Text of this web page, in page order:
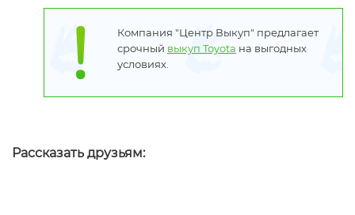
Компания "Центр Выкуп" предлагает
срочный выкуп Toyota на выгодных
условиях.
Рассказать друзьям: